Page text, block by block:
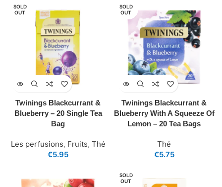
SOLD
OUT
Twinings Blackcurrant &
Blueberry – 20 Single Tea
Bag
Les perfusions, Fruits, Thé
€5.95
SOLD
OUT
Twinings Blackcurrant &
Blueberry With A Squeeze Of
Lemon – 20 Tea Bags
Thé
€5.75
SOLD
OUT